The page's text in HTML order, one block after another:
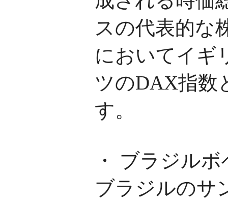
スの代表的な
においてイギ
ツのDAX指数
す。
・ ブラジル
ブラジルのサ